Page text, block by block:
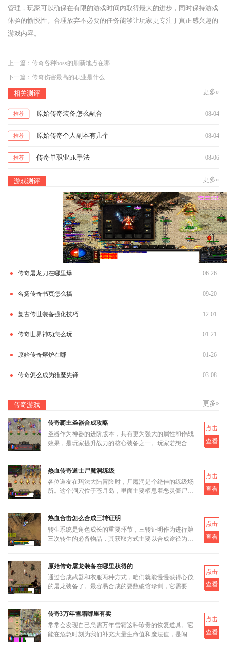
管理，玩家可以确保在有限的游戏时间内取得最大的进步，同时保持游戏
体验的愉悦性。合理放弃不必要的任务能够让玩家更专注于真正感兴趣的
游戏内容。
上一篇： 传奇各种boss的刷新地点在哪
下一篇： 传奇伤害最高的职业是什么
相关测评 更多»
推荐 原始传奇装备怎么融合 08-04
推荐 原始传奇个人副本有几个 08-04
推荐 传奇单职业pk手法 08-06
游戏测评 更多»
传奇屠龙刀在哪里爆 06-26
名扬传奇书页怎么搞 09-20
复古传世装备强化技巧 12-01
传奇世界神功怎么玩 01-21
原始传奇熔炉在哪 01-26
传奇怎么成为猎魔先锋 03-08
传奇游戏 更多»
传奇霸主圣器合成攻略
圣器作为神器的进阶版本，具有更为强大的属性和作战
效果，是玩家提升战力的核心装备之一。玩家若想合成
点击
查看
热血传奇道士尸魔洞练级
各位道友在玛法大陆冒险时，尸魔洞是个绝佳的练级场
所。这个洞穴位于苍月岛，里面主要栖息着恶灵僵尸和
点击
查看
热血合击怎么合成三转证明
转生系统是角色成长的重要环节，三转证明作为进行第
三次转生的必备物品，其获取方式主要以合成途径为
点击
查看
原始传奇屠龙装备在哪里获得的
通过合成武器和衣服两种方式，咱们就能慢慢获得心仪
的屠龙装备了。最容易合成的要数破馆珍剑，它需要的
点击
查看
传奇3万年雪霜哪里有卖
常常会发现自己急需万年雪霜这种珍贵的恢复道具。它
能在危急时刻为我们补充大量生命值和魔法值，是闯荡
点击
查看